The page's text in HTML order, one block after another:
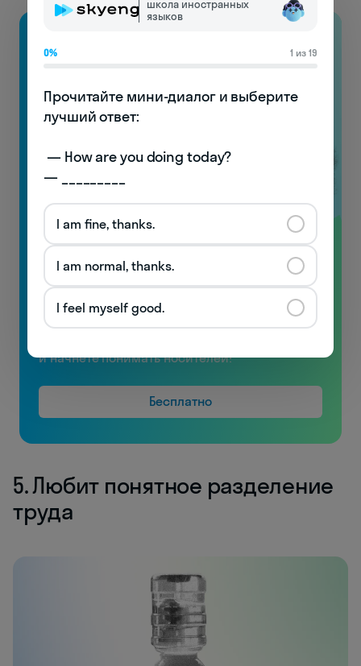
Видеоуроки
по произношению
с носителями!
и начнёте понимать носителей!
Бесплатно
5. Любит понятное разделение
труда
школа иностранных
языков
0% 1 из 19
Прочитайте мини-диалог и выберите
лучший ответ:
— _________
I am fine, thanks.
I am normal, thanks.
I feel myself good.